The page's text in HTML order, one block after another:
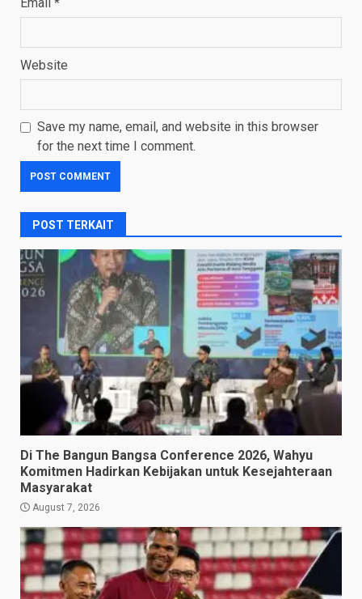
Website
Save my name, email, and website in this browser
for the next time I comment.
POST TERKAIT
Di The Bangun Bangsa Conference 2026, Wahyu
Komitmen Hadirkan Kebijakan untuk Kesejahteraan
Masyarakat
August 7, 2026